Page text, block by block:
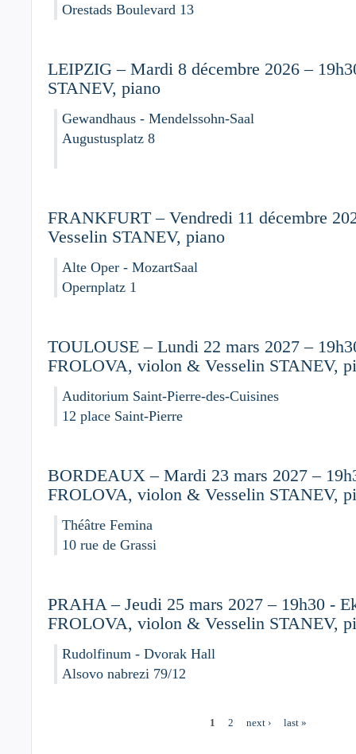
Orestads Boulevard 13
LEIPZIG – Mardi 8 décembre 2026 –
STANEV, piano
Gewandhaus - Mendelssohn-Saal
Augustusplatz 8
FRANKFURT – Vendredi 11 décembre
Vesselin STANEV, piano
Alte Oper - MozartSaal
Opernplatz 1
TOULOUSE – Lundi 22 mars 2027 –
FROLOVA, violon & Vesselin STANEV,
Auditorium Saint-Pierre-des-Cuisines
12 place Saint-Pierre
BORDEAUX – Mardi 23 mars 2027 –
FROLOVA, violon & Vesselin STANEV,
Théâtre Femina
10 rue de Grassi
PRAHA – Jeudi 25 mars 2027 – 19h30 -
FROLOVA, violon & Vesselin STANEV,
Rudolfinum - Dvorak Hall
Alsovo nabrezi 79/12
1 2 next › last »